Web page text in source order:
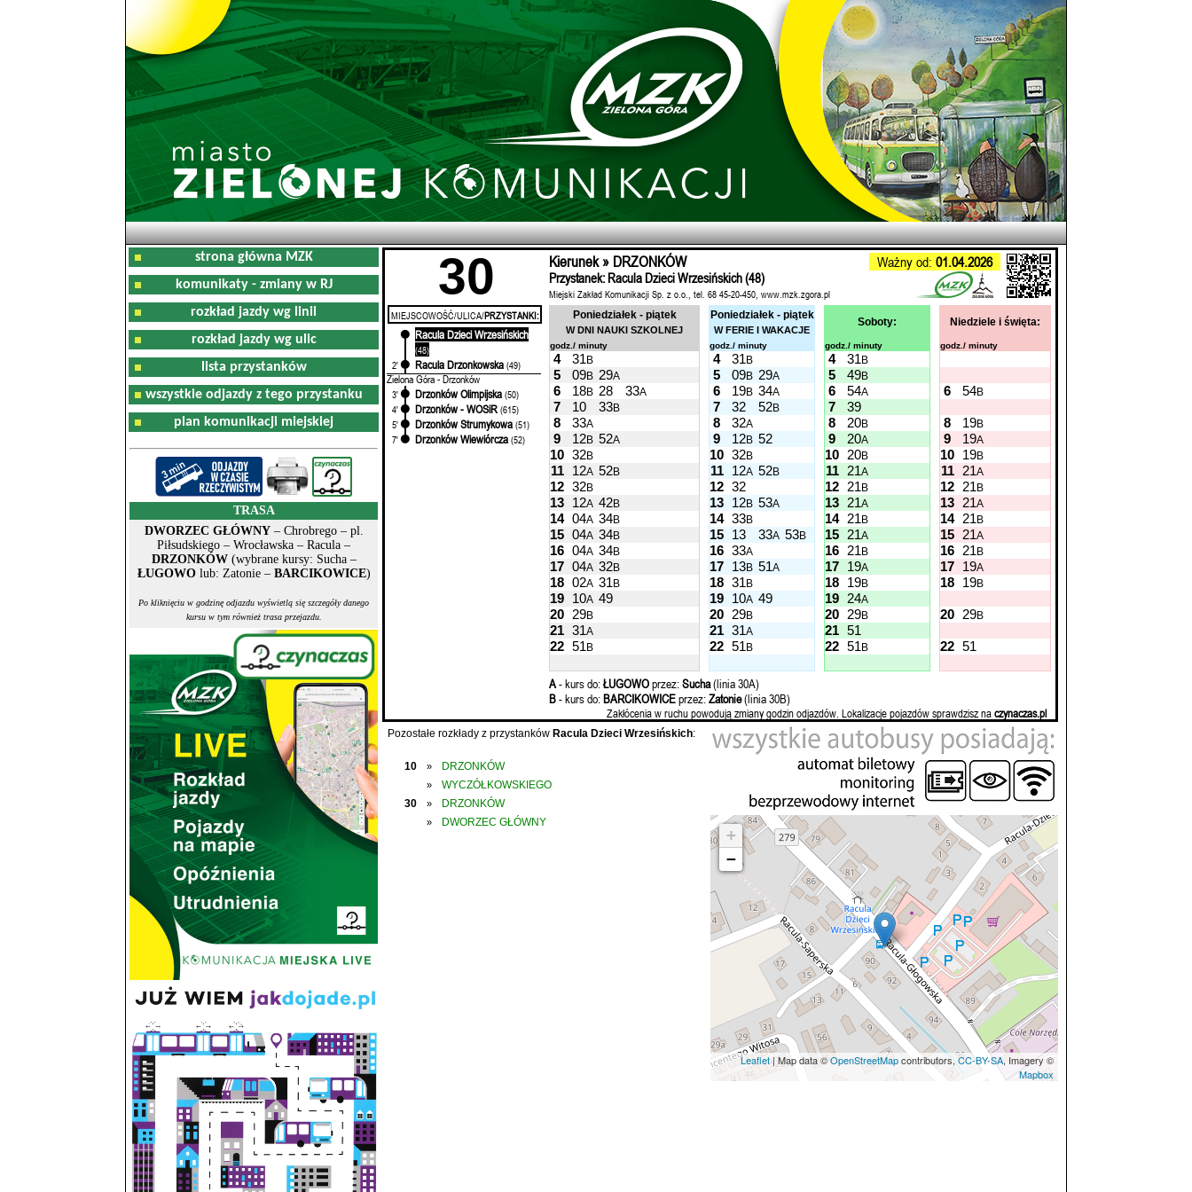
strona główna MZK
komunikaty - zmiany w RJ
rozkład jazdy wg linii
rozkład jazdy wg ulic
lista przystanków
wszystkie odjazdy z tego przystanku
plan komunikacji miejskiej
TRASA
DWORZEC GŁÓWNY– Chrobrego – pl.
Piłsudskiego – Wrocławska – Racula –
DRZONKÓW(wybrane kursy: Sucha –
ŁUGOWOlub: Zatonie – BARCIKOWICE)
Po kliknięciu w godzinę odjazdu wyświetlą się szczegóły danego
kursu w tym również trasa przejazdu.
30 Kierunek » DRZONKÓW Ważny od: 01.04.2026
Przystanek: Racula Dzieci Wrzesińskich (48)
Miejski Zakład Komunikacji Sp. z o.o., tel. 68 45-20-450, www.mzk.zgora.pl
MIEJSCOWOŚĆ/ULICA/PRZYSTANKI:
Racula Dzieci Wrzesińskich
(48)
2'
Racula Drzonkowska (49)
Zielona Góra - Drzonków
3' Drzonków Olimpijska (50)
4'
Drzonków - WOSiR (615)
5'
Drzonków Strumykowa (51)
7'
Drzonków Wiewiórcza (52)
Poniedziałek - piątek
W DNI NAUKI SZKOLNEJ
Poniedziałek - piątek
W FERIE I WAKACJE
Soboty: Niedziele i święta:
godz./ minuty godz./ minuty godz./ minuty godz./ minuty
4 31 B 4 31 B 4 31 B
5 09B 29A 5 09B 29A 5 49B
6 18B 28 33A 6 19B 34A 6 54A 6 54B
7 10 33B 7 32 52B 7
39
8
33A 8 32A 8 20B 8 19B
9 12B 52A 9 12B 52 9 20A 9 19A
10 32B 10 32B 10 20B 10 19B
11 12A 52B 11 12A 52B 11 21A 11 21A
12 32B 12 32 12 21 B 12 21 B
13 12A 42B 13 12B 53A 13 21A 13 21A
14 04A 34B 14 33B 14 21 B 14 21 B
15 04A 34B 15 13 33A 53B 15 21A 15 21A
16 04A 34B 16 33A 16 21 B 16 21 B
17 04A 32B 17 13B 51A 17 19A 17 19A
18 02A 31 B 18 31 B 18 19B 18 19B
19 10A 49 19 10A 49 19 24A
20 29B 20 29B 20 29B 20 29B
21 31A 21 31A 21 51
22 51 B 22 51 B 22 51 B 22 51
A- kurs do:ŁUGOWOprzez:Sucha(linia 30A)
B- kurs do:BARCIKOWICEprzez:Zatonie(linia 30B)
Zakłócenia w ruchu powodują zmiany godzin odjazdów. Lokalizacje pojazdów sprawdzisz naczynaczas.pl
Pozostałe rozkłady z przystanków Racula Dzieci Wrzesińskich:
10 » DRZONKÓW
»
WYCZÓŁKOWSKIEGO
30
» DRZONKÓW
» DWORZEC GŁÓWNY
+
−
Leaflet| Map data ©OpenStreetMapcontributors,CC-BY-SA, Imagery ©
Mapbox